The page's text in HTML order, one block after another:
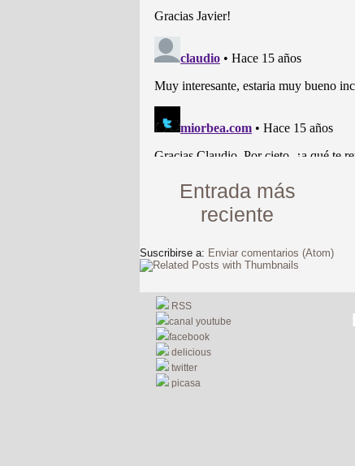
Entrada más
reciente
Suscribirse a: Enviar comentarios (Atom)
RSS
canal youtube
facebook
delicious
twitter
picasa